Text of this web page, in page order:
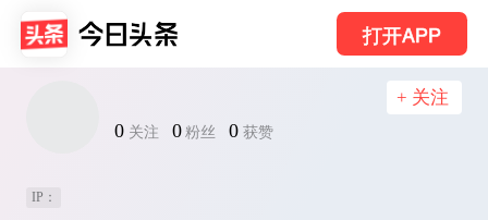
打开APP
0 关注 0 粉丝 0 获赞
+ 关注
IP：